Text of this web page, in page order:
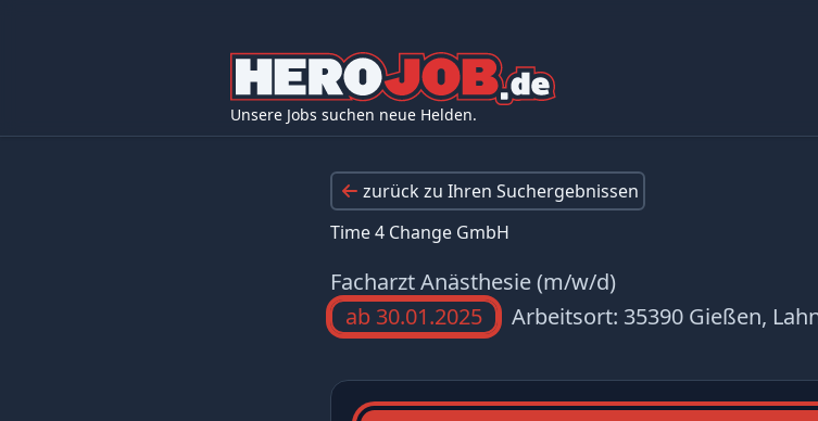
Unsere Jobs suchen neue Helden.
zurück zu Ihren Suchergebnissen
Time 4 Change GmbH
Facharzt Anästhesie (m/w/d)
ab 30.01.2025
Arbeitsort: 35390 Gießen,